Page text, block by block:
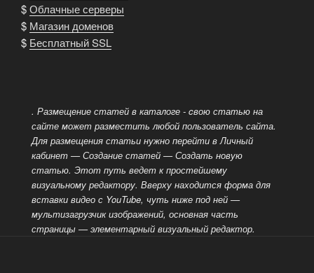
$Облачные серверы
$ Магазин доменов
$ Бесплатный SSL
. Размещение статей в каталоге - cвою статью на
сайте может разместить любой пользователь сайта.
Для размещения статьи нужно перейти в Личный
кабинет — Создание статей — Создать новую
статью. Этот путь ведет к простейшему
визуальному редактору. Вверху находится форма для
вставки видео с YouTube, чуть ниже под ней —
мультизагрузчик изображений, основная часть
страницы — элементарный визуальный редактор.